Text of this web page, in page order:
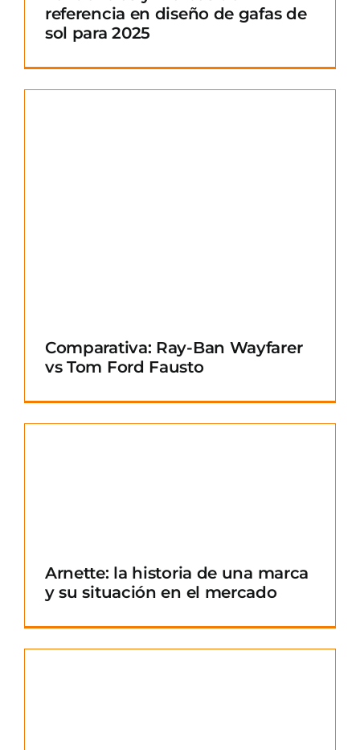
referencia en diseño de gafas de
sol para 2025
Comparativa: Ray-Ban Wayfarer
vs Tom Ford Fausto
Arnette: la historia de una marca
y su situación en el mercado